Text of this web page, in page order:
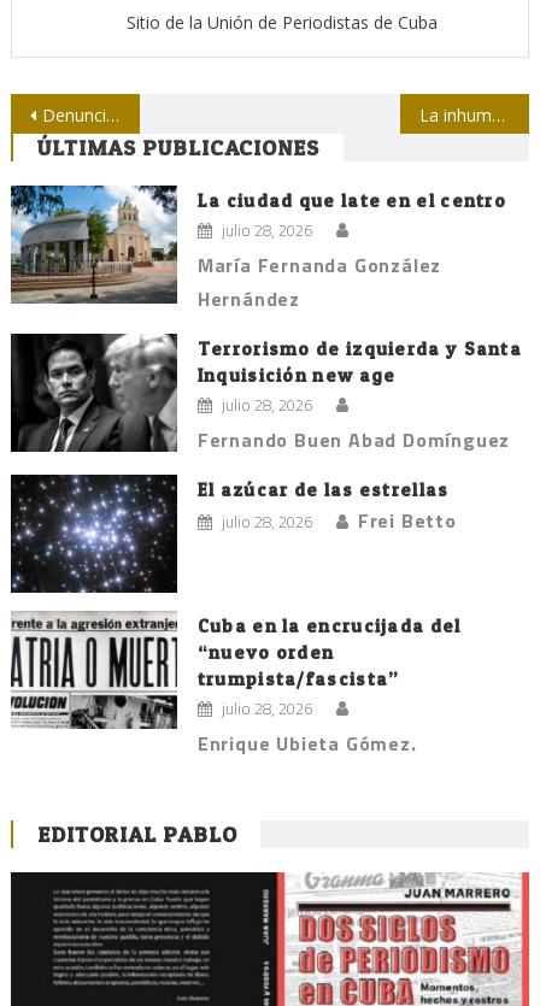
Sitio de la Unión de Periodistas de Cuba
Navegación
de
entradas
Denuncia Utpba nuevas amenazas La inhumana globalización mundial
ÚLTIMAS PUBLICACIONES
La ciudad que late en el centro
julio 28, 2026
María Fernanda González
Hernández
Terrorismo de izquierda y Santa
Inquisición new age
julio 28, 2026
Fernando Buen Abad Domínguez
El azúcar de las estrellas
julio 28, 2026 Frei Betto
Cuba en la encrucijada del
“nuevo orden
trumpista/fascista”
julio 28, 2026
Enrique Ubieta Gómez.
EDITORIAL PABLO